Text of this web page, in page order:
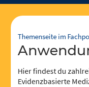
Themenseite im
Hier findest du
Evidenzbasierte